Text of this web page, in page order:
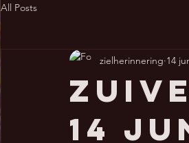
All Posts
14
zielherinnering 14